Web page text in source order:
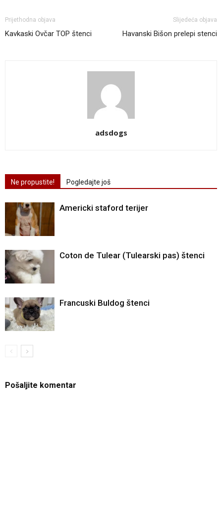
Prijethodna objava
Kavkaski Ovčar TOP štenci
Slijedeća objava
Havanski Bišon prelepi stenci
adsdogs
Ne propustite! Pogledajte još
Americki staford terijer
Coton de Tulear (Tulearski pas) štenci
Francuski Buldog štenci
Pošaljite komentar